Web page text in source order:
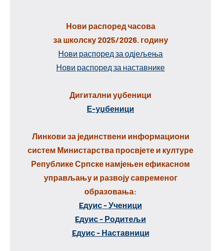
Нови распоред часова
за школску 2025/2026. годину
Нови распоред за одјељења
Нови распоред за наставнике
Дигитални уџбеници
Е-уџбеници
Линкови за јединствени информациони
систем Министарства просвјете и културе
Републике Српске намјењен ефикасном
управљању и развоју савременог
образовања:
Eдуис - Ученици
Eдуис - Родитељи
Eдуис - Наставници